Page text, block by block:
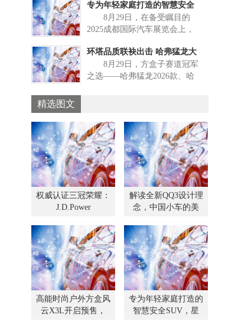
线型设计惊艳世人，开创了汽
车设计的新潮流。 追忆往
昔，奋楫今朝。如今，中国小
展首日正式开启预售，预售价
为12.99万元起，共推出135畅行
版、215远行版、215智行版、
云X3L是方盒子家族全新车型，
具有全新造型、全新尺寸、全
新动力、全新户外场景、全新
专为年轻家庭打造的智慧安全
SUV，星途ET5把安
8月29日，在备受瞩目的
2025成都国际汽车展览会上，
举行了盛大的全球首发仪式，
并公布正式命名——星途ET5。
作为星途品牌秉承“敢超越”精
技座舱、全维度顶级智慧安
全、自然永恒的设计
环塔品质联袂出击 哈弗猛龙大
单品成都车展大秀“
8月29日，方盒子赛道冠军
之选——哈弗猛龙2026款、哈
城展台。全系标配的强劲四
驱，形式丰富的互动体验以及
特约嘉宾的专业分享，深度诠
释哈弗猛龙大单品在泛越野领
域强大实力的同时，更以“环塔
品质”为核心，呈现了一场关于
远
精选图文
权威认证三冠荣耀：
J.D.Power
解读全新QQ3设计理
念，中国小车的美
高能时尚户外方盒风
云X3L开启预售，
专为年轻家庭打造的
智慧安全SUV，星